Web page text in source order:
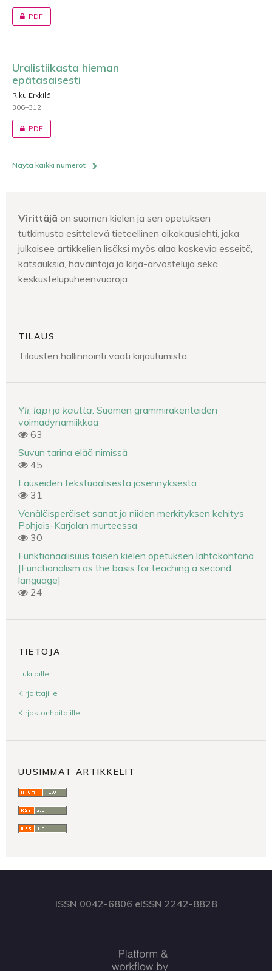
PDF
Uralistiikasta hieman
epätasaisesti
Riku Erkkilä
306–312
PDF
Näytä kaikki numerot
Virittäjä on suomen kielen ja sen opetuksen
tutkimusta esittelevä tieteellinen aikakauslehti, joka
julkaisee artikkelien lisäksi myös alaa koskevia esseitä,
katsauksia, havaintoja ja kirja-arvosteluja sekä
keskustelupuheenvuoroja.
TILAUS
Tilausten hallinnointi vaati kirjautumista.
Yli, läpi ja kautta. Suomen grammirakenteiden
voimadynamiikkaa
63
Suvun tarina elää nimissä
45
Lauseiden tekstuaalisesta jäsennyksestä
31
Venäläisperäiset sanat ja niiden merkityksen kehitys
Pohjois-Karjalan murteessa
30
Funktionaalisuus toisen kielen opetuksen lähtökohtana
[Functionalism as the basis for teaching a second
language]
24
TIETOJA
Lukijoille
Kirjoittajille
Kirjastonhoitajille
UUSIMMAT ARTIKKELIT
ISSN 0042-6806 eISSN 2242-8828